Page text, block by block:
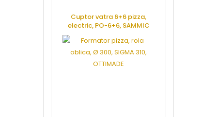
Cuptor vatra 6+6 pizza,
electric, PO-6+6, SAMMIC
CERE OFERTA